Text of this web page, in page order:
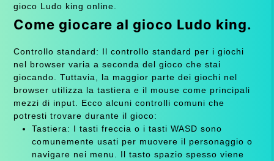
gioco Ludo king online.
Come giocare al gioco Ludo king.
Controllo standard: Il controllo standard per i giochi
nel browser varia a seconda del gioco che stai
giocando. Tuttavia, la maggior parte dei giochi nel
browser utilizza la tastiera e il mouse come principali
mezzi di input. Ecco alcuni controlli comuni che
potresti trovare durante il gioco:
Tastiera: I tasti freccia o i tasti WASD sono
comunemente usati per muovere il personaggio o
navigare nei menu. Il tasto spazio spesso viene